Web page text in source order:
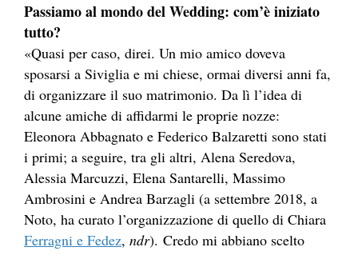
Passiamo al mondo del Wedding: com’è iniziato
tutto?
«Quasi per caso, direi. Un mio amico doveva
sposarsi a Siviglia e mi chiese, ormai diversi anni fa,
di organizzare il suo matrimonio. Da lì l’idea di
alcune amiche di affidarmi le proprie nozze:
Eleonora Abbagnato e Federico Balzaretti sono stati
i primi; a seguire, tra gli altri, Alena Seredova,
Alessia Marcuzzi, Elena Santarelli, Massimo
Ambrosini e Andrea Barzagli (a settembre 2018, a
Noto, ha curato l’organizzazione di quello di Chiara
Ferragni e Fedez, ndr). Credo mi abbiano scelto